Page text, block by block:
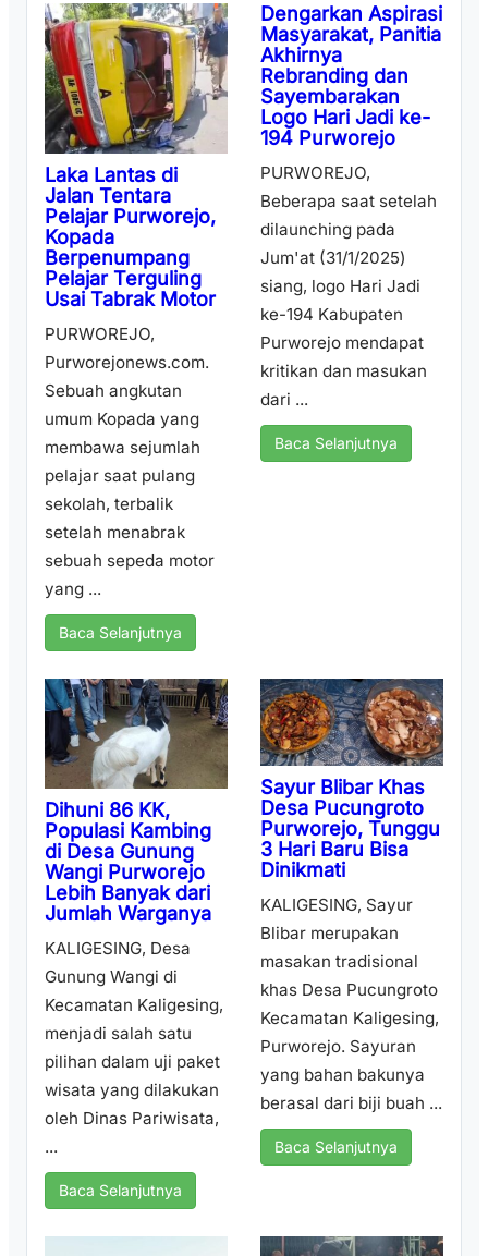
Laka Lantas di
Jalan Tentara
Pelajar Purworejo,
Kopada
Berpenumpang
Pelajar Terguling
Usai Tabrak Motor
PURWOREJO,
Purworejonews.com.
Sebuah angkutan
umum Kopada yang
membawa sejumlah
pelajar saat pulang
sekolah, terbalik
setelah menabrak
sebuah sepeda motor
yang ...
Baca Selanjutnya
Dengarkan Aspirasi
Masyarakat, Panitia
Akhirnya
Rebranding dan
Sayembarakan
Logo Hari Jadi ke-
194 Purworejo
PURWOREJO,
Beberapa saat setelah
dilaunching pada
Jum'at (31/1/2025)
siang, logo Hari Jadi
ke-194 Kabupaten
Purworejo mendapat
kritikan dan masukan
dari ...
Baca Selanjutnya
Dihuni 86 KK,
Populasi Kambing
di Desa Gunung
Wangi Purworejo
Lebih Banyak dari
Jumlah Warganya
KALIGESING, Desa
Gunung Wangi di
Kecamatan Kaligesing,
menjadi salah satu
pilihan dalam uji paket
wisata yang dilakukan
oleh Dinas Pariwisata,
...
Baca Selanjutnya
Sayur Blibar Khas
Desa Pucungroto
Purworejo, Tunggu
3 Hari Baru Bisa
Dinikmati
KALIGESING, Sayur
Blibar merupakan
masakan tradisional
khas Desa Pucungroto
Kecamatan Kaligesing,
Purworejo. Sayuran
yang bahan bakunya
berasal dari biji buah ...
Baca Selanjutnya